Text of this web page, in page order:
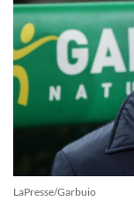
LaPresse/Garbuio